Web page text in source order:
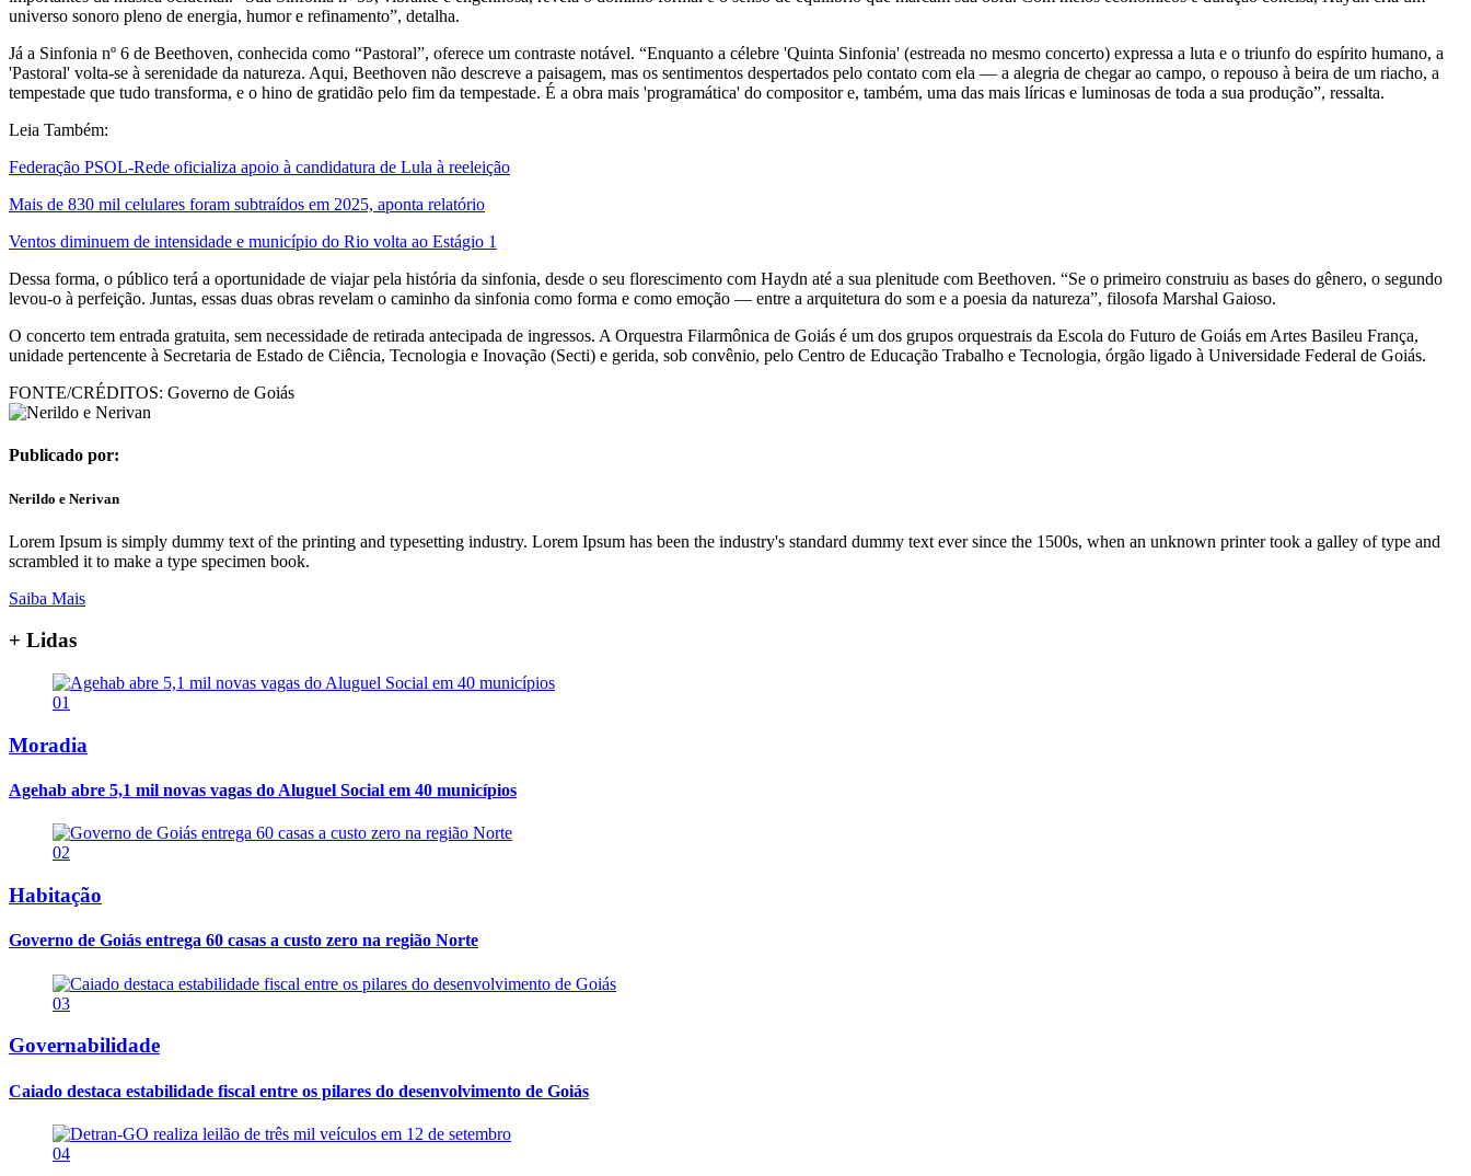
universo sonoro pleno de energia, humor e refinamento”, detalha.
Já a Sinfonia nº 6 de Beethoven, conhecida como “Pastoral”, oferece um contraste notável. “Enquanto a célebre 'Quinta Sinfonia' (estreada no mesmo concerto) expressa a luta e o triunfo do espírito humano, a
'Pastoral' volta-se à serenidade da natureza. Aqui, Beethoven não descreve a paisagem, mas os sentimentos despertados pelo contato com ela — a alegria de chegar ao campo, o repouso à beira de um riacho, a
tempestade que tudo transforma, e o hino de gratidão pelo fim da tempestade. É a obra mais 'programática' do compositor e, também, uma das mais líricas e luminosas de toda a sua produção”, ressalta.
Leia Também:
Federação PSOL-Rede oficializa apoio à candidatura de Lula à reeleição
Mais de 830 mil celulares foram subtraídos em 2025, aponta relatório
Ventos diminuem de intensidade e município do Rio volta ao Estágio 1
Dessa forma, o público terá a oportunidade de viajar pela história da sinfonia, desde o seu florescimento com Haydn até a sua plenitude com Beethoven. “Se o primeiro construiu as bases do gênero, o segundo
levou-o à perfeição. Juntas, essas duas obras revelam o caminho da sinfonia como forma e como emoção — entre a arquitetura do som e a poesia da natureza”, filosofa Marshal Gaioso.
O concerto tem entrada gratuita, sem necessidade de retirada antecipada de ingressos. A Orquestra Filarmônica de Goiás é um dos grupos orquestrais da Escola do Futuro de Goiás em Artes Basileu França,
unidade pertencente à Secretaria de Estado de Ciência, Tecnologia e Inovação (Secti) e gerida, sob convênio, pelo Centro de Educação Trabalho e Tecnologia, órgão ligado à Universidade Federal de Goiás.
FONTE/CRÉDITOS: Governo de Goiás
Publicado por:
Nerildo e Nerivan
Lorem Ipsum is simply dummy text of the printing and typesetting industry. Lorem Ipsum has been the industry's standard dummy text ever since the 1500s, when an unknown printer took a galley of type and
scrambled it to make a type specimen book.
Saiba Mais
+ Lidas
01
Moradia
Agehab abre 5,1 mil novas vagas do Aluguel Social em 40 municípios
02
Habitação
Governo de Goiás entrega 60 casas a custo zero na região Norte
03
Governabilidade
Caiado destaca estabilidade fiscal entre os pilares do desenvolvimento de Goiás
04